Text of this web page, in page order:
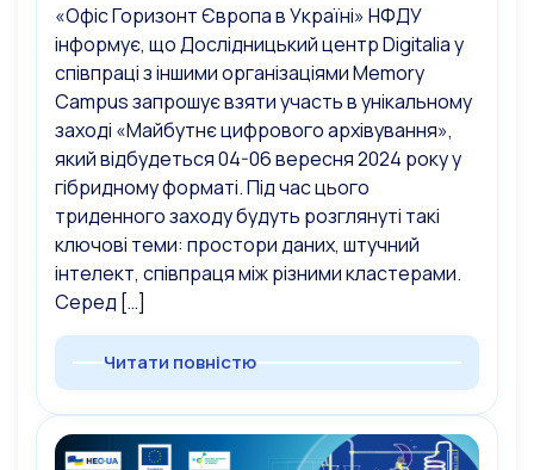
«Офіс Горизонт Європа в Україні» НФДУ
інформує, що Дослідницький центр Digitalia у
співпраці з іншими організаціями Memory
Campus запрошує взяти участь в унікальному
заході «Майбутнє цифрового архівування»,
який відбудеться 04-06 вересня 2024 року у
гібридному форматі. Під час цього
триденного заходу будуть розглянуті такі
ключові теми: простори даних, штучний
інтелект, співпраця між різними кластерами.
Серед […]
Читати повністю